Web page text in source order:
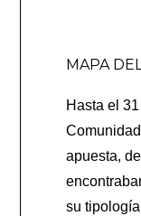
MAPA
Hasta el
apuesta,
su